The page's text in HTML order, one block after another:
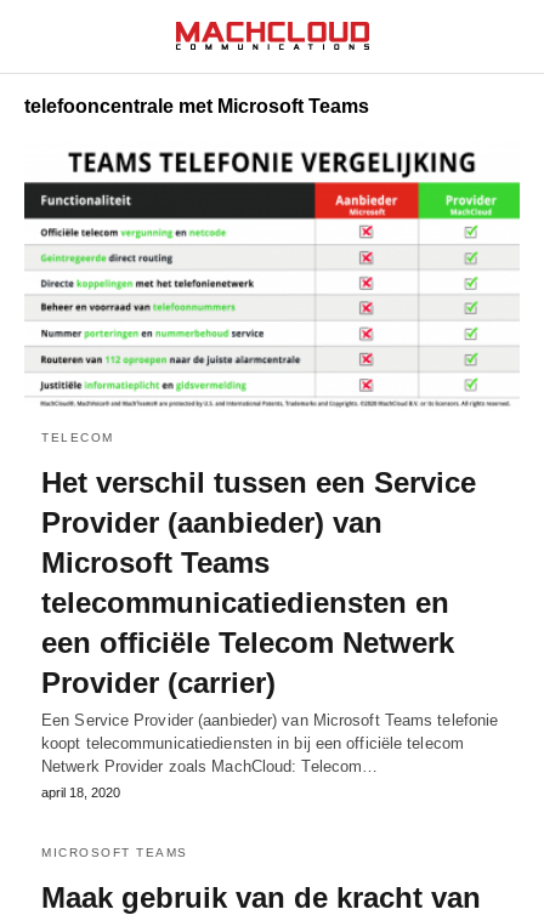
telefooncentrale met Microsoft Teams
TELECOM
Het verschil tussen een Service
Provider (aanbieder) van
Microsoft Teams
telecommunicatiediensten en
een officiële Telecom Netwerk
Provider (carrier)
Een Service Provider (aanbieder) van Microsoft Teams telefonie
koopt telecommunicatiediensten in bij een officiële telecom
Netwerk Provider zoals MachCloud: Telecom…
april 18, 2020
MICROSOFT TEAMS
Maak gebruik van de kracht van